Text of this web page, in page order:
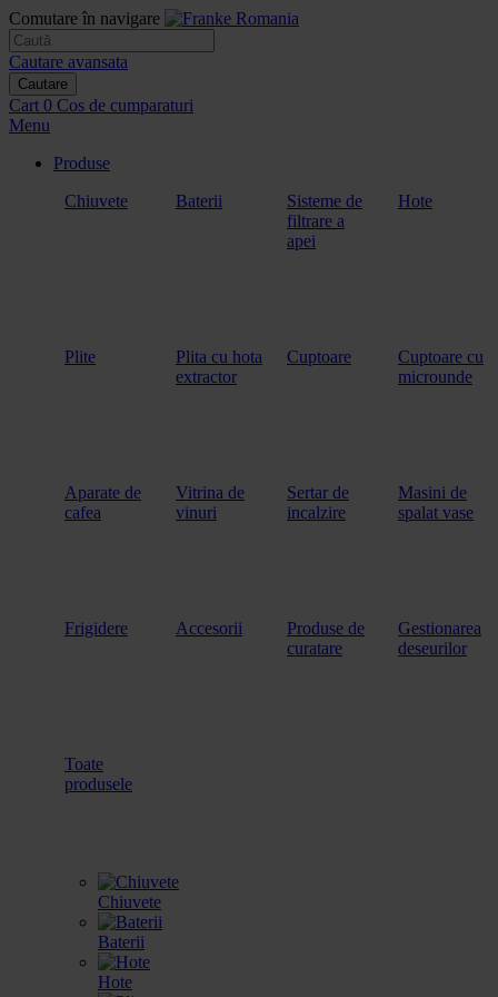
Comutare în navigare
Cautare avansata
Cautare
Cart 0 Cos de cumparaturi
Menu
Produse
Chiuvete
Baterii
Sisteme de
filtrare a
apei
Hote
Plite
Plita cu hota
extractor
Cuptoare
Cuptoare cu
microunde
Aparate de
cafea
Vitrina de
vinuri
Sertar de
incalzire
Masini de
spalat vase
Frigidere Accesorii
Produse de
curatare
Gestionarea
deseurilor
Toate
produsele
Chiuvete
Baterii
Hote